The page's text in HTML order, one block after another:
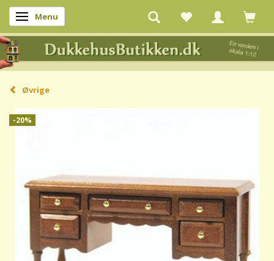
Skifte navigation
Menu
Øvrige
-20%